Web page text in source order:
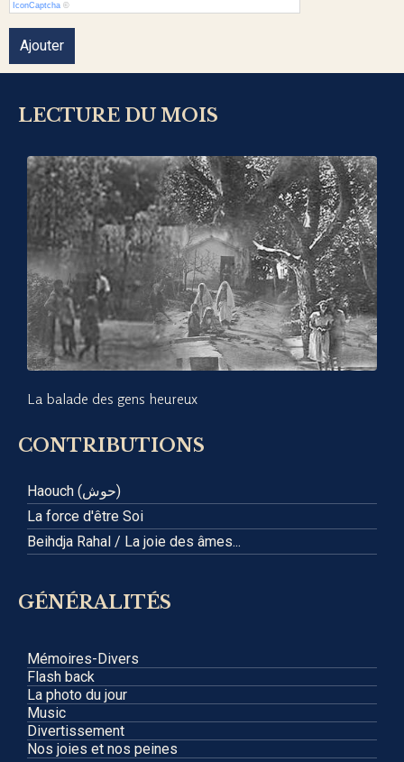
IconCaptcha ©
Ajouter
LECTURE DU MOIS
La balade des gens heureux
CONTRIBUTIONS
Haouch (حوش)
La force d'être Soi
Beihdja Rahal / La joie des âmes...
GÉNÉRALITÉS
Mémoires-Divers
Flash back
La photo du jour
Music
Divertissement
Nos joies et nos peines